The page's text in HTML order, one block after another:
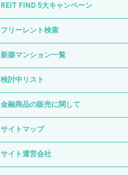
REIT FIND 5大キャンペーン
フリーレント検索
新築マンション一覧
検討中リスト
金融商品の販売に関して
サイトマップ
サイト運営会社